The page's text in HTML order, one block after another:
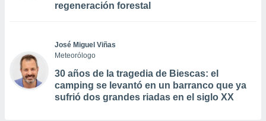
regeneración forestal
José Miguel Viñas
Meteorólogo
30 años de la tragedia de Biescas: el
camping se levantó en un barranco que ya
sufrió dos grandes riadas en el siglo XX